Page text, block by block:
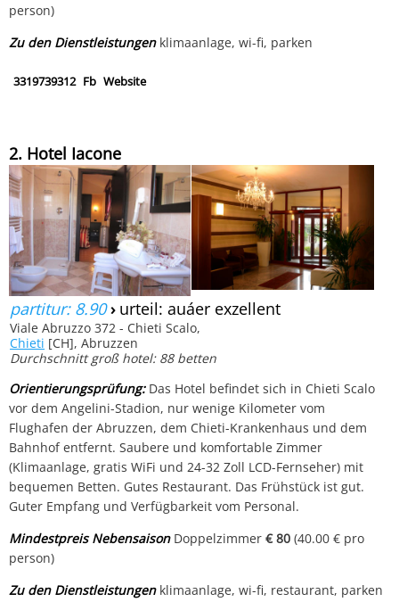
person)
Zu den Dienstleistungenklimaanlage, wi-fi, parken
3319739312 Fb Website
2. Hotel Iacone
partitur: 8.90› urteil: auáer exzellent
Viale Abruzzo 372 - Chieti Scalo,
Chieti [CH], Abruzzen
Durchschnitt groß hotel: 88 betten
Orientierungsprüfung:Das Hotel befindet sich in Chieti Scalo
vor dem Angelini-Stadion, nur wenige Kilometer vom
Flughafen der Abruzzen, dem Chieti-Krankenhaus und dem
Bahnhof entfernt. Saubere und komfortable Zimmer
(Klimaanlage, gratis WiFi und 24-32 Zoll LCD-Fernseher) mit
bequemen Betten. Gutes Restaurant. Das Frühstück ist gut.
Guter Empfang und Verfügbarkeit vom Personal.
Mindestpreis NebensaisonDoppelzimmer€ 80 (40.00 € pro
person)
Zu den Dienstleistungenklimaanlage, wi-fi, restaurant, parken